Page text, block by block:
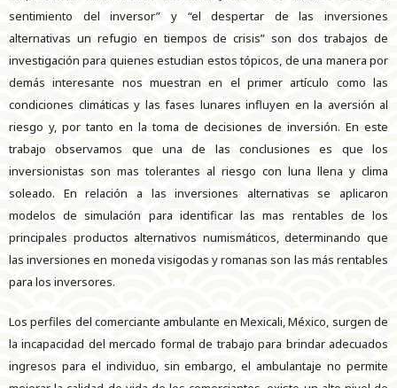
sentimiento del inversor” y “el despertar de las inversiones
alternativas un refugio en tiempos de crisis” son dos trabajos de
investigación para quienes estudian estos tópicos, de una manera por
demás interesante nos muestran en el primer artículo como las
condiciones climáticas y las fases lunares influyen en la aversión al
riesgo y, por tanto en la toma de decisiones de inversión. En este
trabajo observamos que una de las conclusiones es que los
inversionistas son mas tolerantes al riesgo con luna llena y clima
soleado. En relación a las inversiones alternativas se aplicaron
modelos de simulación para identificar las mas rentables de los
principales productos alternativos numismáticos, determinando que
las inversiones en moneda visigodas y romanas son las más rentables
para los inversores.
Los perfiles del comerciante ambulante en Mexicali, México, surgen de
la incapacidad del mercado formal de trabajo para brindar adecuados
ingresos para el individuo, sin embargo, el ambulantaje no permite